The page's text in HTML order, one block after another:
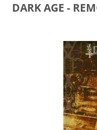
DARK AGE -